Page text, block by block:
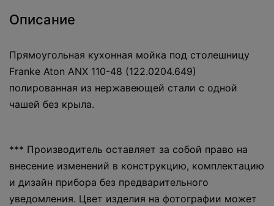
Описание
Прямоугольная кухонная мойка под столешницу
Franke Aton ANX 110-48 (122.0204.649)
полированная из нержавеющей стали с одной
чашей без крыла.
*** Производитель оставляет за собой право на
внесение изменений в конструкцию, комплектацию
и дизайн прибора без предварительного
уведомления. Цвет изделия на фотографии может